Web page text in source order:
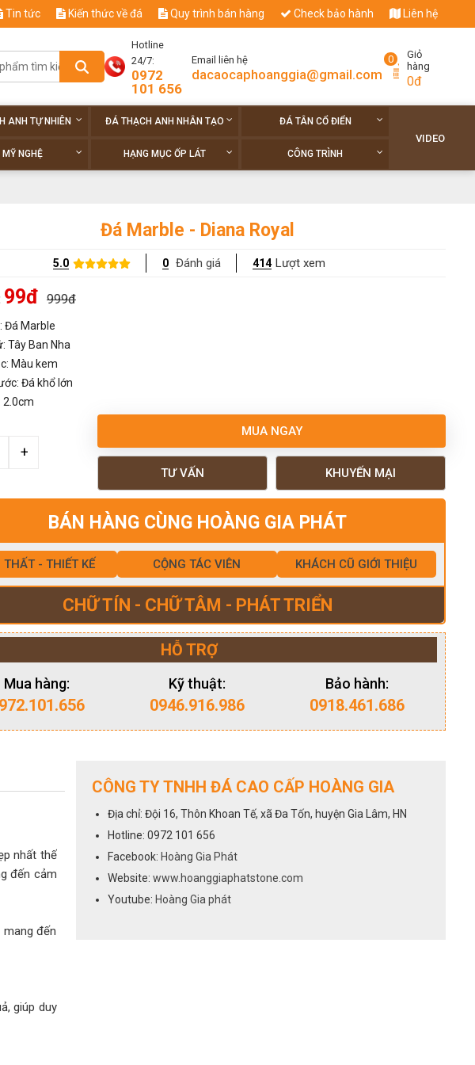
Tin tức Kiến thức về đá Quy trình bán hàng Check bảo hành Liên hệ
Hotline
24/7:
0972
101 656
Email liên hệ
dacaocaphoanggia@gmail.com
0
Giỏ
hàng
0đ
ANH TỰ NHIÊN ĐÁ THẠCH ANH NHÂN TẠO ĐÁ TÂN CỔ ĐIỂN
NGHỆ HẠNG MỤC ỐP LÁT CÔNG TRÌNH
VIDEO
Đá Marble - Diana Royal
5.0 0 Đánh giá 414 Lượt xem
99đ 999đ
Đá Marble
Tây Ban Nha
Màu kem
Đá khổ lớn
2.0cm
MUA NGAY
TƯ VẤN KHUYẾN MẠI
BÁN HÀNG CÙNG HOÀNG GIA PHÁT
THẤT - THIẾT KẾ CỘNG TÁC VIÊN KHÁCH CŨ GIỚI THIỆU
CHỮ TÍN - CHỮ TÂM - PHÁT TRIỂN
HỖ TRỢ
Mua hàng: Kỹ thuật:
0946.916.986
Bảo hành:
0918.461.686
nhất thế
đến cảm
đến
giúp duy
CÔNG TY TNHH ĐÁ CAO CẤP HOÀNG GIA
Địa chỉ: Đội 16, Thôn Khoan Tế, xã Đa Tốn, huyện Gia Lâm, HN
Hotline: 0972 101 656
Facebook: Hoàng Gia Phát
Website: www.hoanggiaphatstone.com
Youtube: Hoàng Gia phát